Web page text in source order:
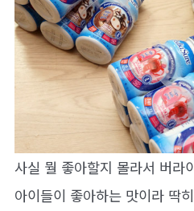
사실 뭘 좋아할지 몰라서 버라
아이들이 좋아하는 맛이라 딱